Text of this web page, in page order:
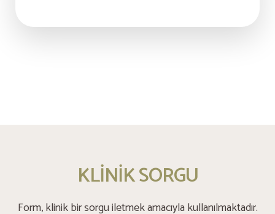
KLİNİK SORGU
Form, klinik bir sorgu iletmek amacıyla kullanılmaktadır.